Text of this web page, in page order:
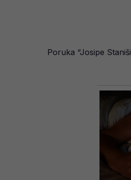
Poruka “Josipe